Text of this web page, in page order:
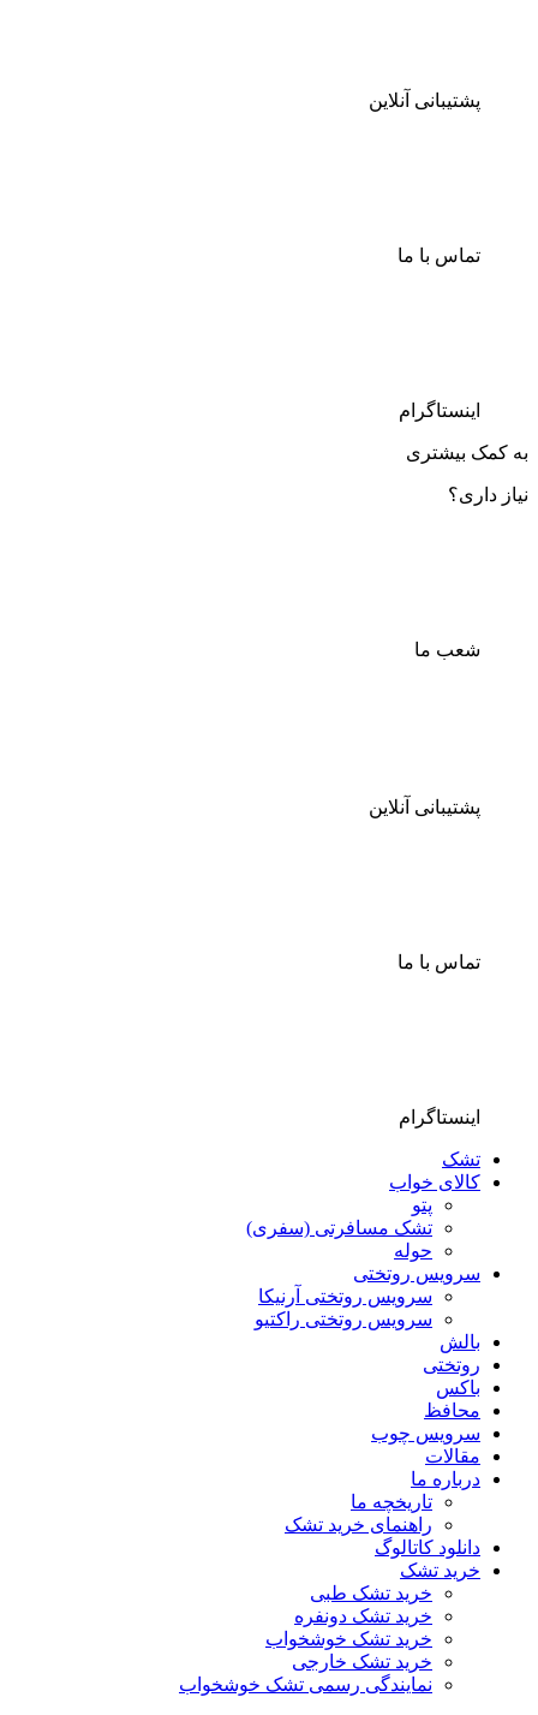
پشتیبانی آنلاین
تماس با ما
اینستاگرام
به کمک بیشتری
نیاز داری؟
شعب ما
پشتیبانی آنلاین
تماس با ما
اینستاگرام
تشک
کالای خواب
پتو
تشک مسافرتی (سفری)
حوله
سرویس روتختی
سرویس روتختی آرنیکا
سرویس روتختی راکتیو
بالش
روتختی
باکس
محافظ
سرویس چوب
مقالات
درباره ما
تاریخچه ما
راهنمای خرید تشک
دانلود کاتالوگ
خرید تشک
خرید تشک طبی
خرید تشک دونفره
خرید تشک خوشخواب
خرید تشک خارجی
نمایندگی رسمی تشک خوشخواب